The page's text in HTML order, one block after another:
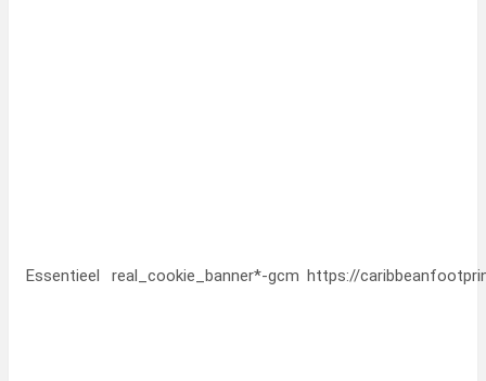
Essentieel real_cookie_banner*-gcm https://